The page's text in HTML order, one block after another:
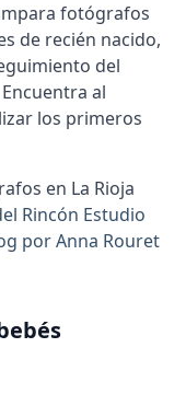
fotógrafos
de recién nacido,
del
al
los primeros
en La Rioja
Rincón Estudio
por Anna Rouret